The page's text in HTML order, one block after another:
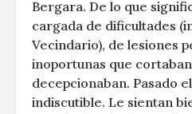
Bergara. De lo que
cargada de dificultades
Vecindario), de lesiones
inoportunas que
decepcionaban. Pasado
indiscutible. Le sientan